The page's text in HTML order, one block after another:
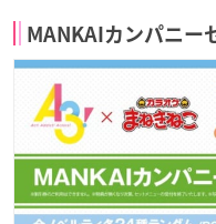
MANKAIカンパニー